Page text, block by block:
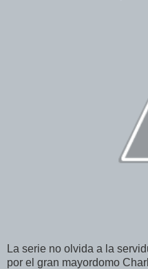
La serie no olvida a la
por el gran mayordomo